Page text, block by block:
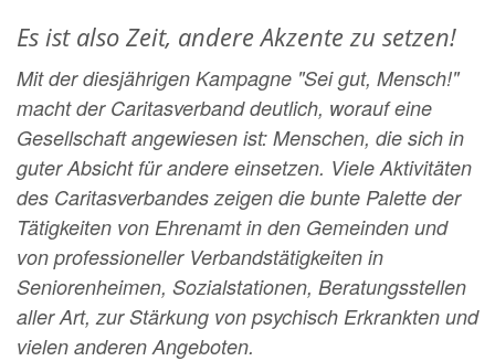
Es ist also Zeit, andere Akzente zu setzen!
Mit der diesjährigen Kampagne "Sei gut, Mensch!"
macht der Caritasverband deutlich, worauf eine
Gesellschaft angewiesen ist: Menschen, die sich in
guter Absicht für andere einsetzen. VieleAktivitäten
des Caritasverbandes zeigen die bunte Palette der
Tätigkeiten von Ehrenamt in den Gemeinden und
von professioneller Verbandstätigkeiten in
Seniorenheimen, Sozialstationen, Beratungsstellen
aller Art, zur Stärkung von psychisch Erkrankten und
vielen anderen Angeboten.